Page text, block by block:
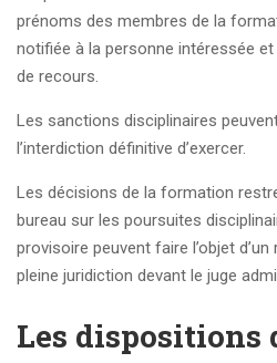
prénoms des membres de la
notifiée à la personne intéressée
de recours.
Les sanctions disciplinaires
l’interdiction définitive d’exercer.
Les décisions de la formation
bureau sur les poursuites
provisoire peuvent faire l’objet
pleine juridiction devant le juge
Les dispositions